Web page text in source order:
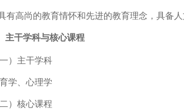
有高尚的教育情怀和先进的教育理念，具备
主干学科与核心课程
一）主干学科
学、心理学
二）核心课程